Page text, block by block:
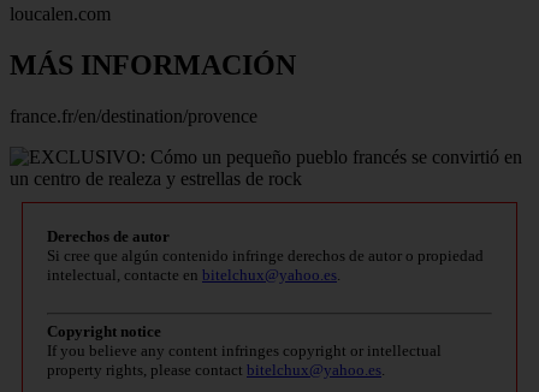
loucalen.com
MÁS INFORMACIÓN
france.fr/en/destination/provence
Derechos de autor
Si cree que algún contenido infringe derechos de autor o propiedad
intelectual, contacte en bitelchux@yahoo.es.
Copyright notice
If you believe any content infringes copyright or intellectual
property rights, please contact bitelchux@yahoo.es.